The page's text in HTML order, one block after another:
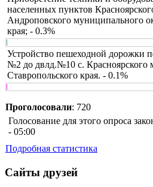
населенных пунктов
Андроповского муниципального
края; - 0.3%
Устройство пешеходной дорожки
№2 до двлд.№10 с. Красноярского
Ставропольского края. - 0.1%
Проголосовали: 720
Голосование для этого опроса
- 05:00
Подробная статистика
Сайты друзей